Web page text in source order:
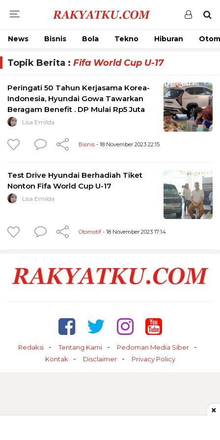
News Bisnis Bola Tekno Hiburan
Topik Berita : Fifa World Cup U-17
Peringati 50 Tahun Kerjasama Korea-
Indonesia, Hyundai Gowa Tawarkan
Beragam Benefit . DP Mulai Rp5 Juta
Lisa Emilda
Bisnis - 18 November 2023 22:15
Test Drive Hyundai Berhadiah Tiket
Nonton Fifa World Cup U-17
Lisa Emilda
Otomotif - 18 November 2023 17:14
Redaksi Tentang Kami
Pedoman Media Siber
Kontak
Disclaimer Privacy Policy
×